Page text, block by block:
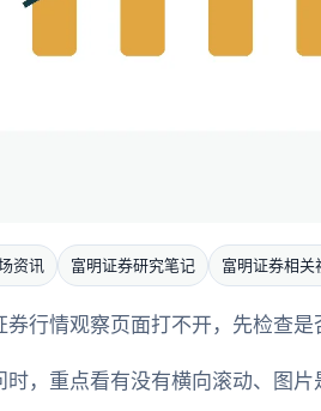
资讯 富明证券研究笔记 富明证券相关
券行情观察页面打不开，先检查
时，重点看有没有横向滚动、图片